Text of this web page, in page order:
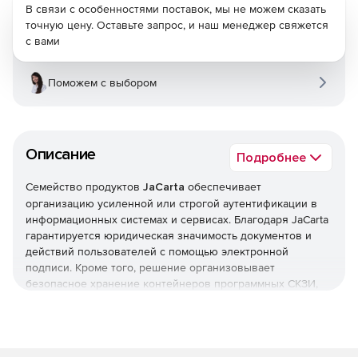
Описание Подробнее
Семейство продуктов JaCarta обеспечивает
организацию усиленной или строгой аутентификации в
информационных системах и сервисах. Благодаря JaCarta
гарантируется юридическая значимость документов и
действий пользователей с помощью электронной
подписи. Кроме того, решение организовывает
безопасное хранение контейнеров программных СКЗИ,
В связи с особенностями поставок, мы не можем сказать
точную цену. Оставьте запрос, и наш менеджер свяжется
с вами
Поможем с выбором